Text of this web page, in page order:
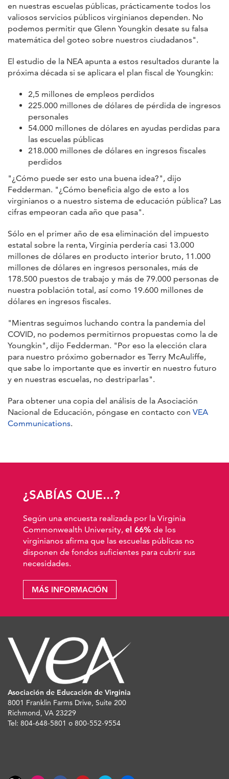
en nuestras escuelas públicas, prácticamente todos los
valiosos servicios públicos virginianos dependen. No
podemos permitir que Glenn Youngkin desate su falsa
matemática del goteo sobre nuestros ciudadanos".
El estudio de la NEA apunta a estos resultados durante la
próxima década si se aplicara el plan fiscal de Youngkin:
2,5 millones de empleos perdidos
225.000 millones de dólares de pérdida de ingresos
personales
54.000 millones de dólares en ayudas perdidas para
las escuelas públicas
218.000 millones de dólares en ingresos fiscales
perdidos
"¿Cómo puede ser esto una buena idea?", dijo
Fedderman. "¿Cómo beneficia algo de esto a los
virginianos o a nuestro sistema de educación pública? Las
cifras empeoran cada año que pasa".
Sólo en el primer año de esa eliminación del impuesto
estatal sobre la renta, Virginia perdería casi 13.000
millones de dólares en producto interior bruto, 11.000
millones de dólares en ingresos personales, más de
178.500 puestos de trabajo y más de 79.000 personas de
nuestra población total, así como 19.600 millones de
dólares en ingresos fiscales.
"Mientras seguimos luchando contra la pandemia del
COVID, no podemos permitirnos propuestas como la de
Youngkin", dijo Fedderman. "Por eso la elección clara
para nuestro próximo gobernador es Terry McAuliffe,
que sabe lo importante que es invertir en nuestro futuro
y en nuestras escuelas, no destriparlas".
Para obtener una copia del análisis de la Asociación
Nacional de Educación, póngase en contacto con VEA
Communications.
¿SABÍAS QUE...?
Según una encuesta realizada por la Virginia
Commonwealth University, el 66% de los
virginianos afirma que las escuelas públicas no
disponen de fondos suficientes para cubrir sus
necesidades.
MÁS INFORMACIÓN
Asociación de Educación de Virginia
8001 Franklin Farms Drive, Suite 200
Richmond, VA 23229
Tel: 804-648-5801 o 800-552-9554